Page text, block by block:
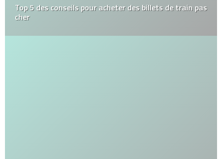
Top 5 des conseils pour acheter des billets de train pas
cher